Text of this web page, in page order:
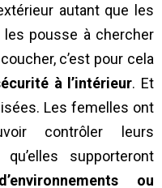
autant que les
pousse à chercher
c’est pour cela
à l’intérieur. Et
Les femelles ont
contrôler leurs
qu’elles supporteront
ou